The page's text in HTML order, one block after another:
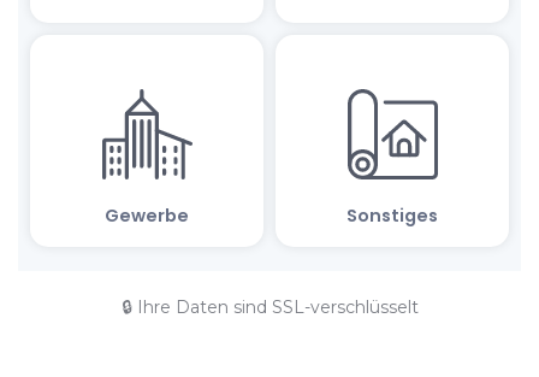
🔒 Ihre Daten sind SSL-verschlüsselt